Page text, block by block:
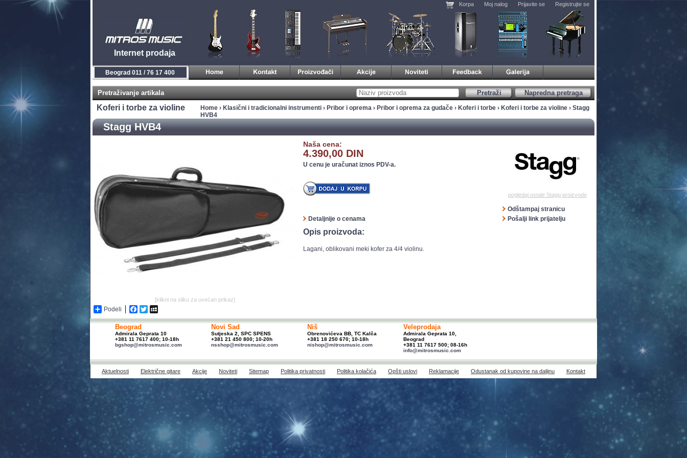
Internet prodaja
Korpa Moj nalog Prijavite se Registrujte se
Beograd 011 / 76 17 400
Pretraživanje artikala Napredna pretraga
Pretraži
Koferi i torbe za violine Home › Klasični i tradicionalni instrumenti › Pribor i oprema › Pribor i oprema za gudače › Koferi i torbe › Koferi i torbe za violine › Stagg
HVB4
Stagg HVB4
[klikni na sliku za uvećan prikaz]
Podeli Facebook
Twitter
Naša cena:
4.390,00 DIN
U cenu je uračunat iznos PDV-a.
pogledaj ostale Stagg proizvode
Odštampaj stranicu
Detaljnije o cenama
Pošalji link prijatelju
Opis proizvoda:
Lagani, oblikovani meki kofer za 4/4 violinu.
Beograd
Admirala Geprata 10
+381 11 7617 400; 10-18h
bgshop@mitrosmusic.com
Novi Sad
Sutjeska 2, SPC SPENS
+381 21 450 800; 10-20h
nsshop@mitrosmusic.com
Niš
Obrenovićeva BB, TC Kalča
+381 18 250 670; 10-18h
nishop@mitrosmusic.com
Veleprodaja
Admirala Geprata 10,
Beograd
+381 11 7617 500; 08-16h
info@mitrosmusic.com
Aktuelnosti Električne gitare Akcije Noviteti Sitemap Politika privatnosti Politika kolačića Opšti uslovi Reklamacije Odustanak od kupovine na daljinu Kontakt